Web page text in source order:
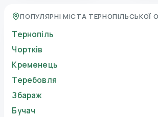
ПОПУЛЯРНІ МІСТА ТЕРНОПІЛЬСЬКОЇ
Тернопіль
Чортків
Кременець
Теребовля
Збараж
Бучач